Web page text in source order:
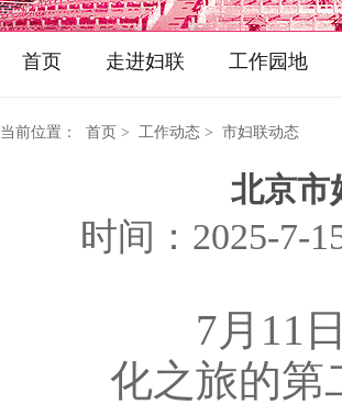
首页 走进妇联 工作园地
当前位置： 首页 > 工作动态 > 市妇联动态
北京市
时间：2025-7-
7月11日
化之旅的第